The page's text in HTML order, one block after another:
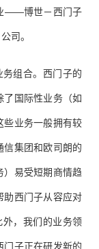
——博世－西门子
司。
组合。西门子的
了国际性业务（如
些业务一般拥有较
信集团和欧司朗的
）易受短期商情趋
助西门子从容应对
，我们的业务领
门子正在研发新的